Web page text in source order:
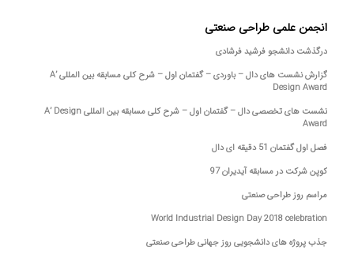
انجمن علمی طراحی صنعتی
درگذشت دانشجو فرشید فرشادی
گزارش نشست های دال – باوردی – گفتمان اول – شرح کلی مسابقه بین المللی A’
Design Award
نشست های تخصصی دال – گفتمان اول – شرح کلی مسابقه بین المللی A’ Design
Award
فصل اول گفتمان 51 دقیقه ای دال
کوپن شرکت در مسابقه آیدیران 97
مراسم روز طراحی صنعتی
World Industrial Design Day 2018 celebration
جذب پروژه های دانشجویی روز جهانی طراحی صنعتی